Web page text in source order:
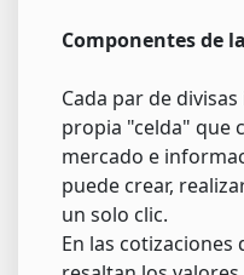
Componentes de
Cada par de
propia "celda" que
mercado e
puede crear,
un solo clic.
En las